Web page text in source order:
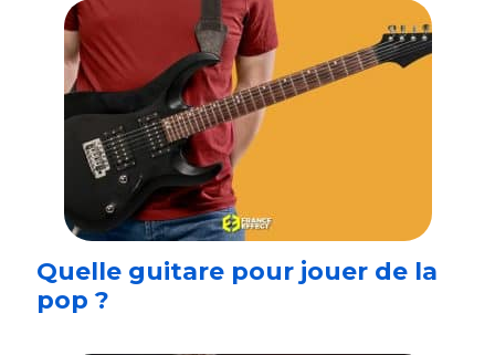
Quelle guitare pour jouer de la
pop ?